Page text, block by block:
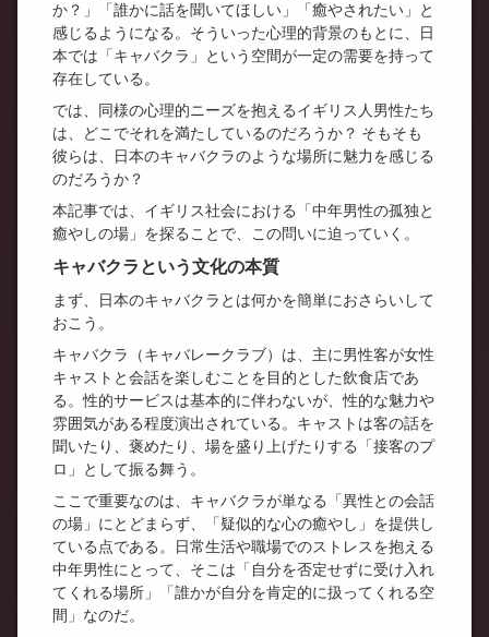
か？」「誰かに話を聞いてほしい」「癒やされたい」と
感じるようになる。そういった心理的背景のもとに、日
本では「キャバクラ」という空間が一定の需要を持って
存在している。
では、同様の心理的ニーズを抱えるイギリス人男性たち
は、どこでそれを満たしているのだろうか？ そもそも
彼らは、日本のキャバクラのような場所に魅力を感じる
のだろうか？
本記事では、イギリス社会における「中年男性の孤独と
癒やしの場」を探ることで、この問いに迫っていく。
キャバクラという文化の本質
まず、日本のキャバクラとは何かを簡単におさらいして
おこう。
キャバクラ（キャバレークラブ）は、主に男性客が女性
キャストと会話を楽しむことを目的とした飲食店であ
る。性的サービスは基本的に伴わないが、性的な魅力や
雰囲気がある程度演出されている。キャストは客の話を
聞いたり、褒めたり、場を盛り上げたりする「接客のプ
ロ」として振る舞う。
ここで重要なのは、キャバクラが単なる「異性との会話
の場」にとどまらず、「疑似的な心の癒やし」を提供し
ている点である。日常生活や職場でのストレスを抱える
中年男性にとって、そこは「自分を否定せずに受け入れ
てくれる場所」「誰かが自分を肯定的に扱ってくれる空
間」なのだ。